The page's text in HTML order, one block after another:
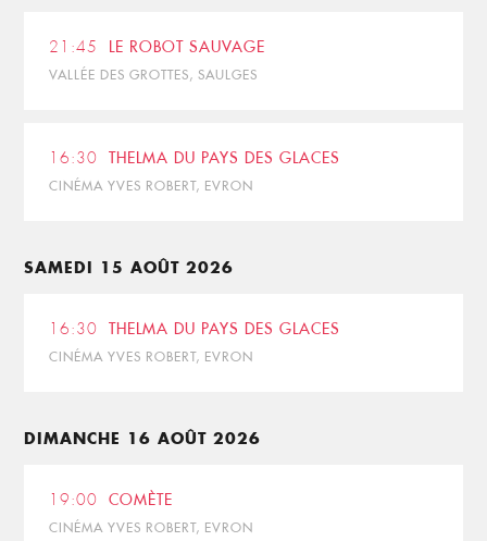
21:45 LE ROBOT SAUVAGE
VALLÉE DES GROTTES, SAULGES
16:30 THELMA DU PAYS DES GLACES
CINÉMA YVES ROBERT, EVRON
SAMEDI 15 AOÛT 2026
16:30 THELMA DU PAYS DES GLACES
CINÉMA YVES ROBERT, EVRON
DIMANCHE 16 AOÛT 2026
19:00 COMÈTE
CINÉMA YVES ROBERT, EVRON